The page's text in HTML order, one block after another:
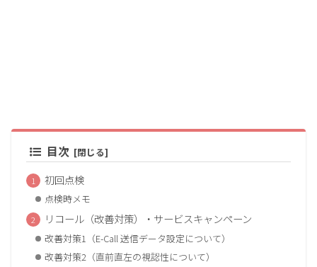
目次
初回点検
点検時メモ
リコール（改善対策）・サービスキャンペーン
改善対策1（E-Call 送信データ設定について）
改善対策2（直前直左の視認性について）